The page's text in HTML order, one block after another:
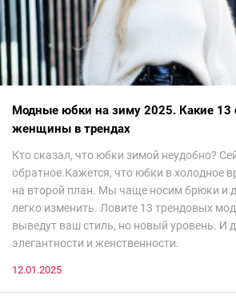
Модные юбки на зиму 2025. Какие 13
женщины в трендах
Кто сказал, что юбки зимой неудобно?
обратное.Кажется, что юбки в холодное
на второй план. Мы чаще носим брюки и
легко изменить. Ловите 13 трендовых
выведут ваш стиль, но новый уровень. И
элегантности и женственности.
12.01.2025